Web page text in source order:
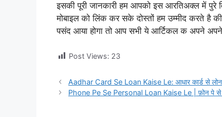
इसकी पूरी जानकारी हम आपको इस आरतिअक्ल में पुरे
मोबाइल को लिंक कर सके दोस्तों हम उम्मीद करते है
पसंद आया होगा तो आप सभी ये आर्टिकल क अपने अपने
Post Views: 23
Aadhar Card Se Loan Kaise Le: आधार कार्ड से
Phone Pe Se Personal Loan Kaise Le | फ़ोन पे से